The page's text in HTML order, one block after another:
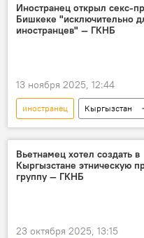
задержание
Иностранец открыл секс-
Бишкеке "исключительно
иностранцев" — ГКНБ
13 ноября 2025, 12:44
иностранец Кыргызстан
притон
проститутка
Вьетнамец хотел создать в
Кыргызстане этническую
группу — ГКНБ
23 октября 2025, 13:15